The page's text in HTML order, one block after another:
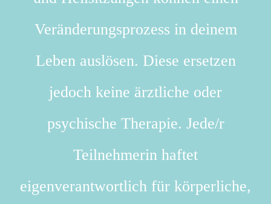
Veränderungsprozess in deinem
Leben auslösen. Diese ersetzen
jedoch keine ärztliche oder
psychische Therapie. Jede/r
Teilnehmerin haftet
eigenverantwortlich für körperliche,